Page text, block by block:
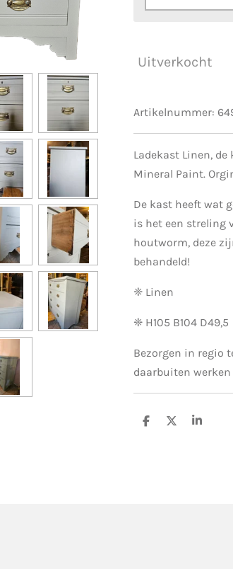
Uitverkocht
Artikelnummer:
Ladekast Linen,
Mineral Paint.
De kast heeft wat
is het een streling
houtworm, deze
behandeld!
❈ Linen
❈ H105 B104 D49,5
Bezorgen in regio
daarbuiten
D
D
S